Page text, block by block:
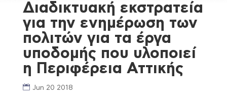
Διαδικτυακή εκστρατεία
για την ενημέρωση των
πολιτών για τα έργα
υποδομής που υλοποιεί
η Περιφέρεια Αττικής
Jun 20 2018